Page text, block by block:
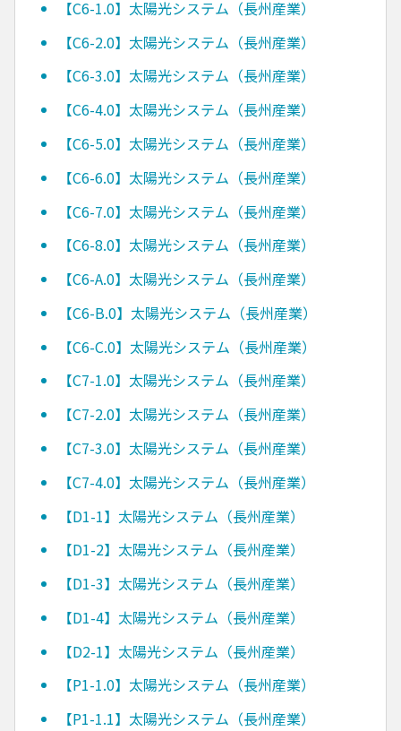
【C6-1.0】太陽光システム（長州産業）
【C6-2.0】太陽光システム（長州産業）
【C6-3.0】太陽光システム（長州産業）
【C6-4.0】太陽光システム（長州産業）
【C6-5.0】太陽光システム（長州産業）
【C6-6.0】太陽光システム（長州産業）
【C6-7.0】太陽光システム（長州産業）
【C6-8.0】太陽光システム（長州産業）
【C6-A.0】太陽光システム（長州産業）
【C6-B.0】太陽光システム（長州産業）
【C6-C.0】太陽光システム（長州産業）
【C7-1.0】太陽光システム（長州産業）
【C7-2.0】太陽光システム（長州産業）
【C7-3.0】太陽光システム（長州産業）
【C7-4.0】太陽光システム（長州産業）
【D1-1】太陽光システム（長州産業）
【D1-2】太陽光システム（長州産業）
【D1-3】太陽光システム（長州産業）
【D1-4】太陽光システム（長州産業）
【D2-1】太陽光システム（長州産業）
【P1-1.0】太陽光システム（長州産業）
【P1-1.1】太陽光システム（長州産業）